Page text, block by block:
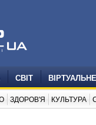
СВІТ
ЗДОРОВ'Я КУЛЬТУРА